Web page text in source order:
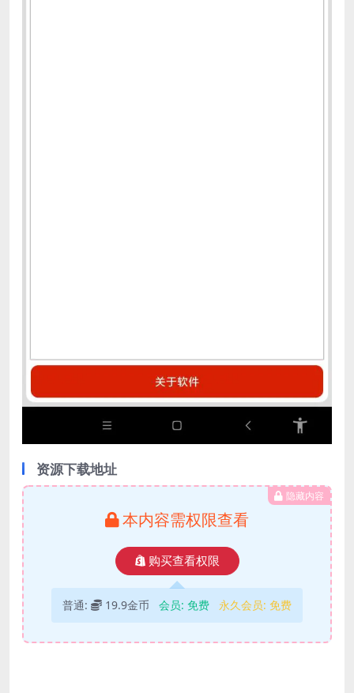
资源下载地址
隐藏内容
本内容需权限查看
购买查看权限
普通: 19.9金币 会员: 免费 永久会员: 免费